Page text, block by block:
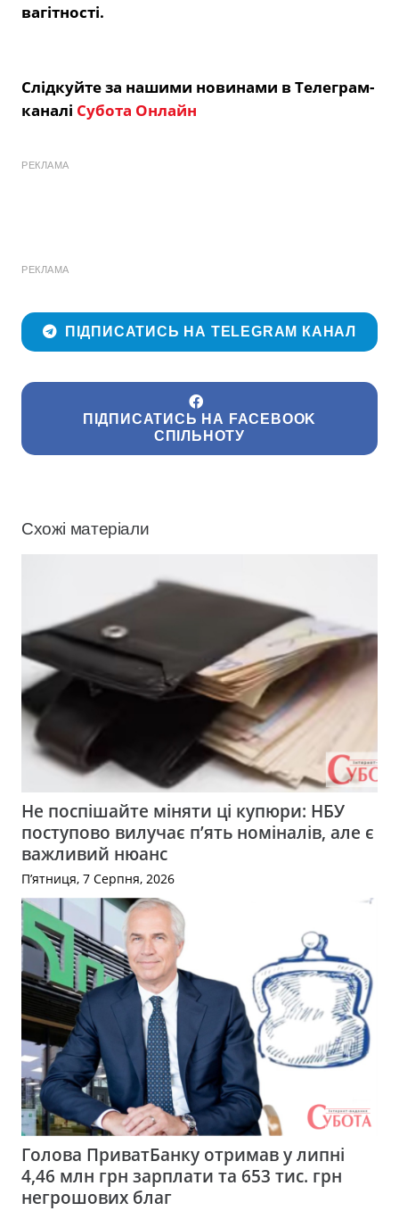
вагітності.
Слідкуйте за нашими новинами в Телеграм-
каналі Субота Онлайн
РЕКЛАМА
РЕКЛАМА
ПІДПИСАТИСЬ НА TELEGRAM КАНАЛ
ПІДПИСАТИСЬ НА FACEBOOK
СПІЛЬНОТУ
Схожі матеріали
Не поспішайте міняти ці купюри: НБУ
поступово вилучає п’ять номіналів, але є
важливий нюанс
П’ятниця, 7 Серпня, 2026
Голова ПриватБанку отримав у липні
4,46 млн грн зарплати та 653 тис. грн
негрошових благ